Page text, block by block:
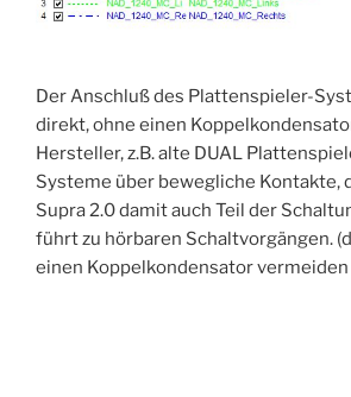
Der Anschluß des Plattenspieler-
direkt, ohne einen
Hersteller, z.B. alte DUAL
Systeme über bewegliche Kontakte,
Supra 2.0 damit auch Teil der
führt zu hörbaren Schaltvorgängen.
einen Koppelkondensator vermeiden